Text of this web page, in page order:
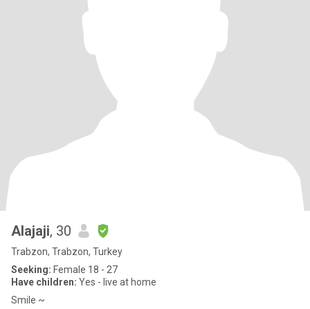
Alajaji, 30
Trabzon, Trabzon, Turkey
Seeking: Female 18 - 27
Have children: Yes - live at home
Smile ~